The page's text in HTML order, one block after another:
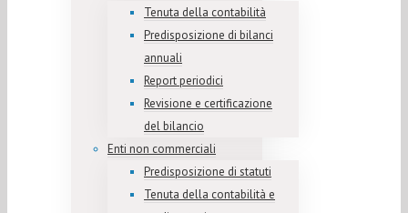
Tenuta della contabilità
Predisposizione di bilanci
annuali
Report periodici
Revisione e certificazione
del bilancio
Enti non commerciali
Predisposizione di statuti
Tenuta della contabilità e